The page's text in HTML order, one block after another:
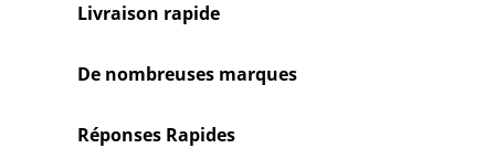
Livraison rapide
De nombreuses marques
Réponses Rapides